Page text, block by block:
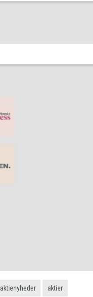
aktienyheder aktier